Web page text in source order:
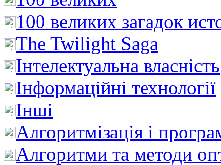
100 великих загадок
The Twilight Saga
Інтелектуальна влaсність
Інформаційні технології
Інші
Алгоритмізація і
Алгоритми та методи